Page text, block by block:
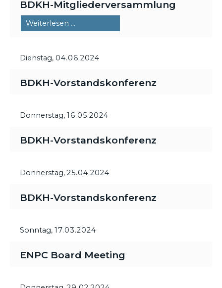
BDKH-Mitgliederversammlung
Weiterlesen …
Dienstag, 04.06.2024
BDKH-Vorstandskonferenz
Donnerstag, 16.05.2024
BDKH-Vorstandskonferenz
Donnerstag, 25.04.2024
BDKH-Vorstandskonferenz
Sonntag, 17.03.2024
ENPC Board Meeting